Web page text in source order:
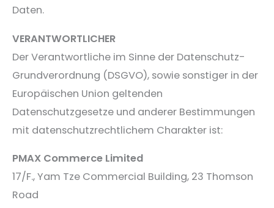
Daten.
VERANTWORTLICHER
Der Verantwortliche im Sinne der Datenschutz-
Grundverordnung (DSGVO), sowie sonstiger in der
Europäischen Union geltenden
Datenschutzgesetze und anderer Bestimmungen
mit datenschutzrechtlichem Charakter ist:
PMAX Commerce Limited
17/F., Yam Tze Commercial Building, 23 Thomson
Road